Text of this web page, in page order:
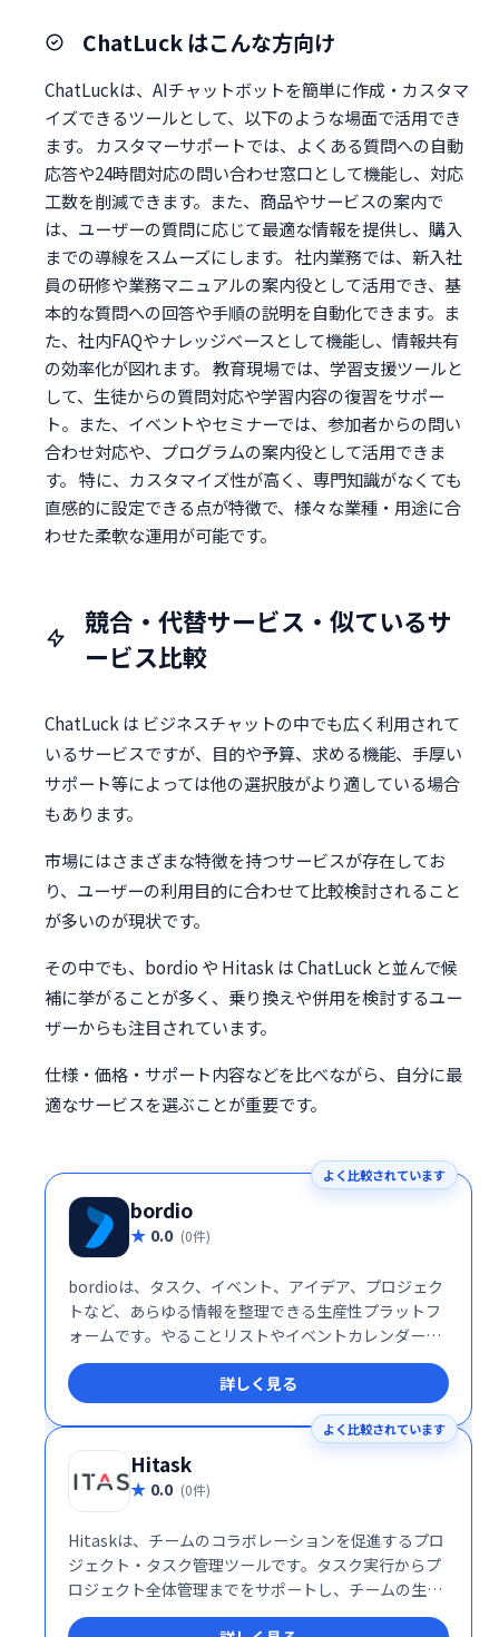
ChatLuck はこんな方向け
ChatLuckは、AIチャットボットを簡単に作成・カスタマ
イズできるツールとして、以下のような場面で活用でき
ます。 カスタマーサポートでは、よくある質問への自動
応答や24時間対応の問い合わせ窓口として機能し、対応
工数を削減できます。また、商品やサービスの案内で
は、ユーザーの質問に応じて最適な情報を提供し、購入
までの導線をスムーズにします。 社内業務では、新入社
員の研修や業務マニュアルの案内役として活用でき、基
本的な質問への回答や手順の説明を自動化できます。ま
た、社内FAQやナレッジベースとして機能し、情報共有
の効率化が図れます。 教育現場では、学習支援ツールと
して、生徒からの質問対応や学習内容の復習をサポー
ト。また、イベントやセミナーでは、参加者からの問い
合わせ対応や、プログラムの案内役として活用できま
す。 特に、カスタマイズ性が高く、専門知識がなくても
直感的に設定できる点が特徴で、様々な業種・用途に合
わせた柔軟な運用が可能です。
競合・代替サービス・似ているサ
ービス比較
ChatLuck は ビジネスチャットの中でも広く利用されて
いるサービスですが、目的や予算、求める機能、手厚い
サポート等によっては他の選択肢がより適している場合
もあります。
市場にはさまざまな特徴を持つサービスが存在してお
り、ユーザーの利用目的に合わせて比較検討されること
が多いのが現状です。
その中でも、bordio や Hitask は ChatLuck と並んで候
補に挙がることが多く、乗り換えや併用を検討するユー
ザーからも注目されています。
仕様・価格・サポート内容などを比べながら、自分に最
適なサービスを選ぶことが重要です。
よく比較されています
bordio
0.0 (0件)
bordioは、タスク、イベント、アイデア、プロジェク
トなど、あらゆる情報を整理できる生産性プラットフ
ォームです。やることリストやイベントカレンダーな
ども統合管理でき、効率的なワークフローを実現しま
す。 日々の業務をスムーズに進め、生産性を向上させ
たい方におすすめです。
詳しく見る
よく比較されています
Hitask
0.0 (0件)
Hitaskは、チームのコラボレーションを促進するプロ
ジェクト・タスク管理ツールです。タスク実行からプ
ロジェクト全体管理までをサポートし、チームの生産
性向上に貢献します。シンプルで使いやすいインター